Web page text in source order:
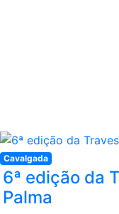
Cavalgada
6ª edição da
Palma